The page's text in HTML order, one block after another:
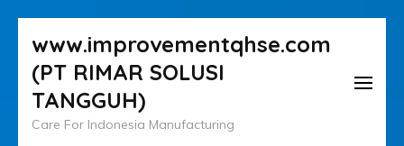
ke
konten
(Tekan
Enter)
www.improvementqhse.com
(PT RIMAR SOLUSI
TANGGUH)
Care For Indonesia Manufacturing